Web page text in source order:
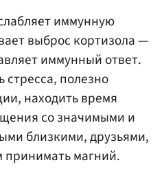
иммунную
выброс кортизола —
иммунный ответ.
стресса, полезно
находить время
со значимыми и
близкими, друзьями,
принимать магний.